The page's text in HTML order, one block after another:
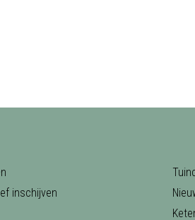
inschijven